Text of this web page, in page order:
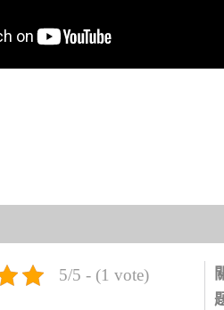
5/5 - (1 vote)